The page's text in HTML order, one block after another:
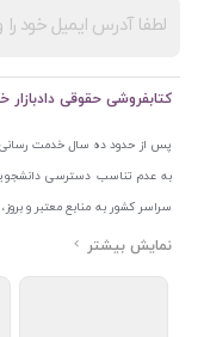
کتابفروشی حقوقی دادبازار
پس از حدود ده سال خدمت رسانی
به عدم تناسب دسترسی
سراسر کشور به منابع معتبر و
ای اختبار خدمتی جدید به جامعه